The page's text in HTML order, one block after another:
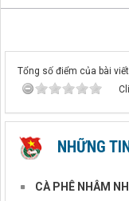
Tổng số điểm của bài
NHỮNG
CÀ PHÊ NHÂM